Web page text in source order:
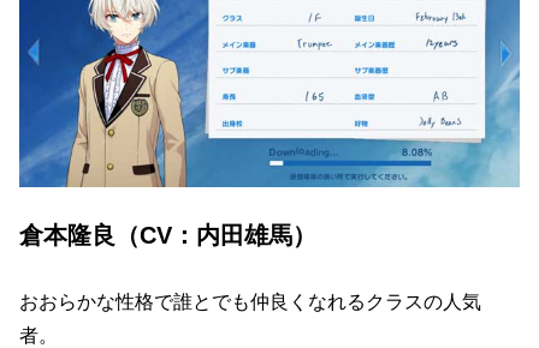
倉本隆良（CV：内田雄馬）
おおらかな性格で誰とでも仲良くなれるクラスの人気
者。